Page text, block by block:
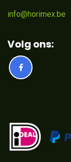
info@horimex.be
Volg ons: